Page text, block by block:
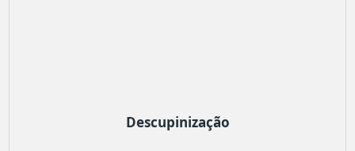
Descupinização